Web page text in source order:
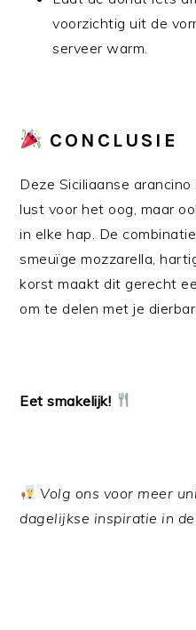
voorzichtig uit de
serveer warm.
CONCLUSIE
Deze Siciliaanse
lust voor het oog, maar
in elke hap. De
smeuïge mozzarella,
korst maakt dit gerecht
om te delen met je
Eet smakelijk!
Volg ons voor meer
dagelijkse inspiratie in